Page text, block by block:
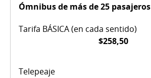
Ómnibus de más de 25 pasajeros
$258,50